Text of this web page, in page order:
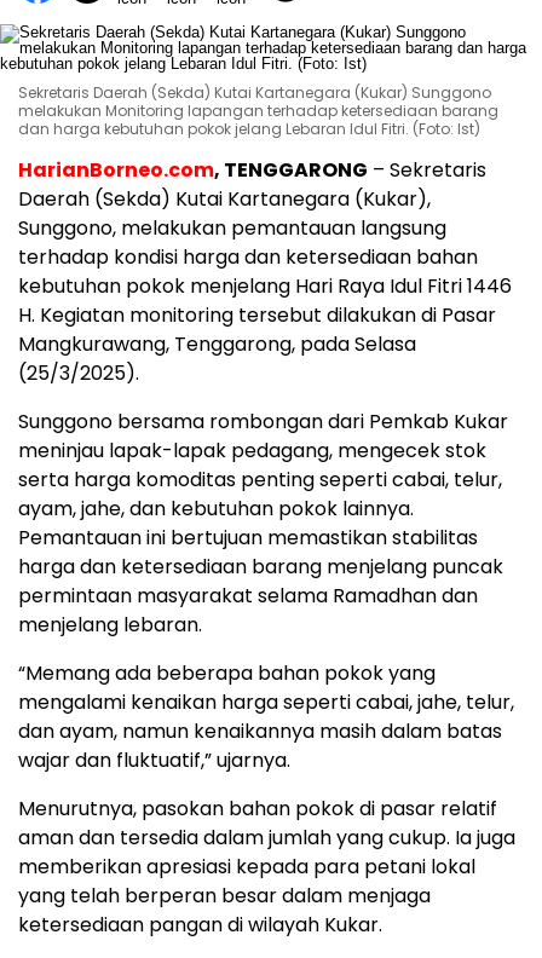
Sekretaris Daerah (Sekda) Kutai Kartanegara (Kukar) Sunggono
melakukan Monitoring lapangan terhadap ketersediaan barang
dan harga kebutuhan pokok jelang Lebaran Idul Fitri. (Foto: Ist)
HarianBorneo.com, TENGGARONG – Sekretaris
Daerah (Sekda) Kutai Kartanegara (Kukar),
Sunggono, melakukan pemantauan langsung
terhadap kondisi harga dan ketersediaan bahan
kebutuhan pokok menjelang Hari Raya Idul Fitri 1446
H. Kegiatan monitoring tersebut dilakukan di Pasar
Mangkurawang, Tenggarong, pada Selasa
(25/3/2025).
Sunggono bersama rombongan dari Pemkab Kukar
meninjau lapak-lapak pedagang, mengecek stok
serta harga komoditas penting seperti cabai, telur,
ayam, jahe, dan kebutuhan pokok lainnya.
Pemantauan ini bertujuan memastikan stabilitas
harga dan ketersediaan barang menjelang puncak
permintaan masyarakat selama Ramadhan dan
menjelang lebaran.
“Memang ada beberapa bahan pokok yang
mengalami kenaikan harga seperti cabai, jahe, telur,
dan ayam, namun kenaikannya masih dalam batas
wajar dan fluktuatif,” ujarnya.
Menurutnya, pasokan bahan pokok di pasar relatif
aman dan tersedia dalam jumlah yang cukup. Ia juga
memberikan apresiasi kepada para petani lokal
yang telah berperan besar dalam menjaga
ketersediaan pangan di wilayah Kukar.